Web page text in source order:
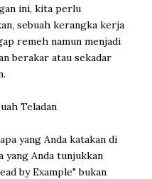
ini, kita perlu
sebuah kerangka kerja
remeh namun menjadi
berakar atau sekadar
Teladan
yang Anda katakan di
yang Anda tunjukkan
by Example" bukan